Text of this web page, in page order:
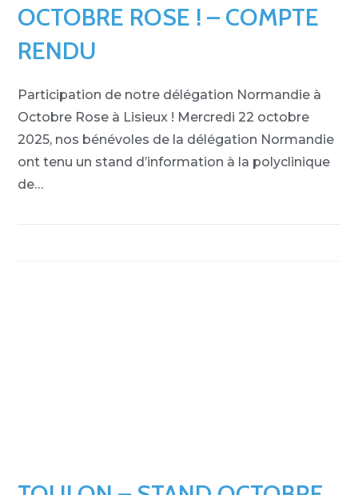
OCTOBRE ROSE ! – COMPTE
RENDU
Participation de notre délégation Normandie à
Octobre Rose à Lisieux ! Mercredi 22 octobre
2025, nos bénévoles de la délégation Normandie
ont tenu un stand d’information à la polyclinique
de…